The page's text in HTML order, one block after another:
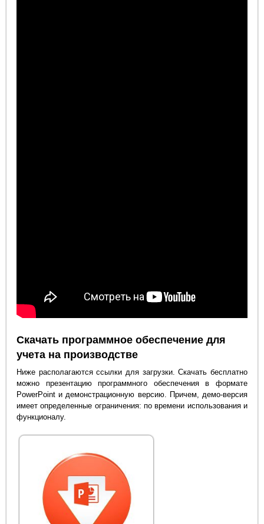
Скачать программное обеспечение для
учета на производстве
Ниже располагаются ссылки для загрузки. Скачать бесплатно
можно презентацию программного обеспечения в формате
PowerPoint и демонстрационную версию. Причем, демо-версия
имеет определенные ограничения: по времени использования и
функционалу.